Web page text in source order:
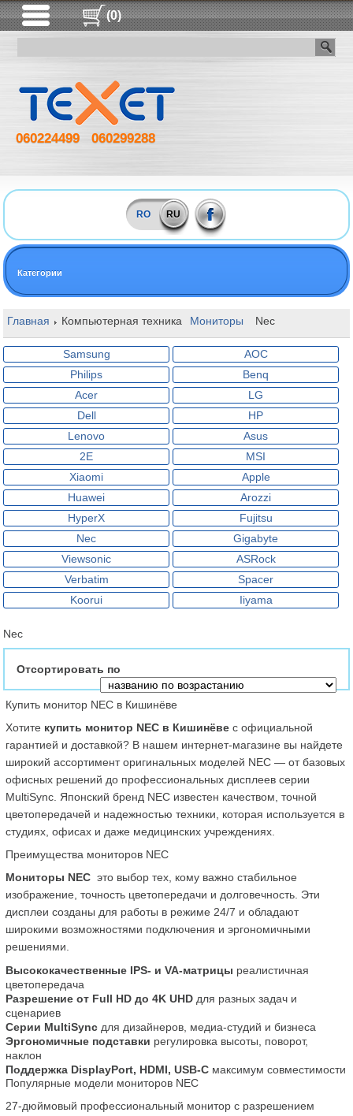
(0)
060224499 060299288
RO RU
Категории
Главная Компьютерная техника Мониторы Nec
Samsung
AOC
Philips
Benq
Acer
LG
Dell
HP
Lenovo
Asus
2E
MSI
Xiaomi
Apple
Huawei
Arozzi
HyperX
Fujitsu
Nec
Gigabyte
Viewsonic
ASRock
Verbatim
Spacer
Koorui
Iiyama
Nec
Отсортировать по
Купить монитор NEC в Кишинёве
Хотите купить монитор NEC в Кишинёве с официальной
гарантией и доставкой? В нашем интернет-магазине вы найдете
широкий ассортимент оригинальных моделей NEC — от базовых
офисных решений до профессиональных дисплеев серии
MultiSync. Японский бренд NEC известен качеством, точной
цветопередачей и надежностью техники, которая используется в
студиях, офисах и даже медицинских учреждениях.
Преимущества мониторов NEC
Мониторы NEC
  это выбор тех, кому важно стабильное
изображение, точность цветопередачи и долговечность. Эти
дисплеи созданы для работы в режиме 24/7 и обладают
широкими возможностями подключения и эргономичными
решениями.
Высококачественные IPS- и VA-матрицы реалистичная
цветопередача
Разрешение от Full HD до 4K UHD для разных задач и
сценариев
Серии MultiSync для дизайнеров, медиа-студий и бизнеса
Эргономичные подставки регулировка высоты, поворот,
наклон
Поддержка DisplayPort, HDMI, USB-C максимум совместимости
Популярные модели мониторов NEC
27-дюймовый профессиональный монитор с разрешением